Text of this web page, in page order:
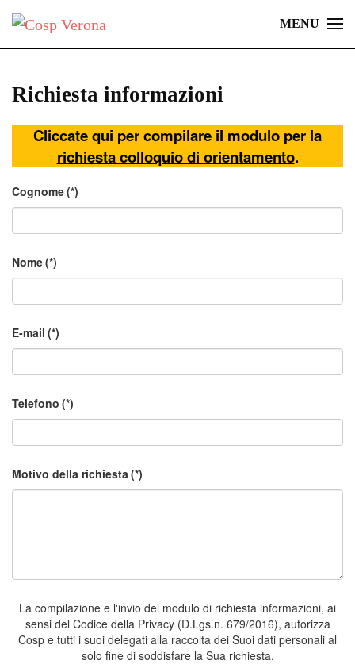
Skip
main
content
MENU
Richiesta informazioni
Cliccate qui per compilare il modulo per la
richiesta colloquio di orientamento.
Cognome(*)
Nome(*)
E-mail (*)
Telefono (*)
Motivo della richiesta(*)
La compilazione e l'invio del modulo di richiesta informazioni, ai
sensi del Codice della Privacy (D.Lgs.n. 679/2016), autorizza
Cosp e tutti i suoi delegati alla raccolta dei Suoi dati personali al
solo fine di soddisfare la Sua richiesta.